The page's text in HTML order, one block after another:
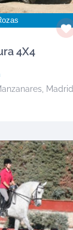
4X4
, Madrid